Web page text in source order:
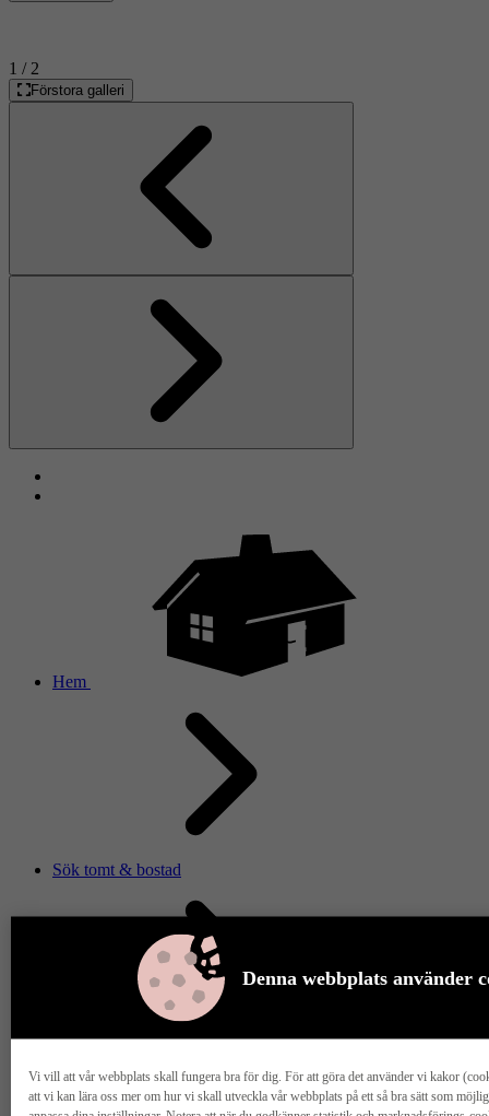
Denna webbplats använder
Vi vill att vår webbplats skall fungera bra för dig. För att göra det använder vi kakor
att vi kan lära oss mer om hur vi skall utveckla vår webbplats på ett så bra sätt som
1 / 2
Förstora galleri
Föregående
Nästa
Hem
Sök tomt & bostad